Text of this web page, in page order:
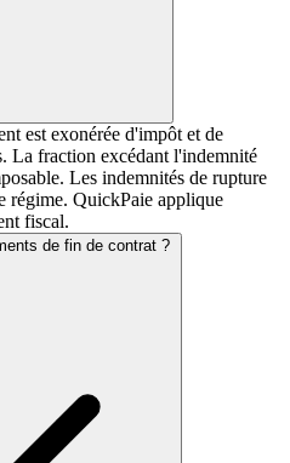
est exonérée d'impôt et de
La fraction excédant l'indemnité
Les indemnités de rupture
régime. QuickPaie applique
fiscal.
de fin de contrat ?